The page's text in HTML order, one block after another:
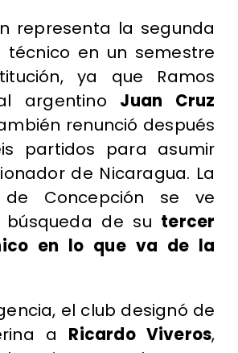
representa la segunda
técnico en un semestre
ya que Ramos
argentino Juan Cruz
renunció después
partidos para asumir
de Nicaragua. La
de Concepción se ve
de su tercer
en lo que va de la
el club designó de
a Ricardo Viveros,